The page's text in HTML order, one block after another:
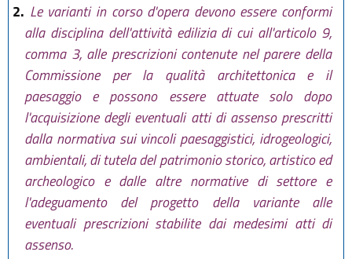
2. Le varianti in corso d'opera devono essere conformi
alla disciplina dell'attività edilizia di cui all'articolo 9,
comma 3, alle prescrizioni contenute nel parere della
Commissione per la qualità architettonica e il
paesaggio e possono essere attuate solo dopo
l'acquisizione degli eventuali atti di assenso prescritti
dalla normativa sui vincoli paesaggistici, idrogeologici,
ambientali, di tutela del patrimonio storico, artistico ed
archeologico e dalle altre normative di settore e
l'adeguamento del progetto della variante alle
eventuali prescrizioni stabilite dai medesimi atti di
assenso.